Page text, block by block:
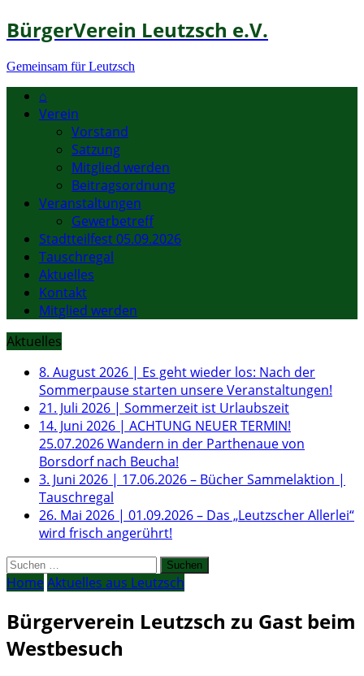
BürgerVerein Leutzsch e.V.
Gemeinsam für Leutzsch
⌂
Verein
Vorstand
Satzung
Mitglied werden
Beitragsordnung
Veranstaltungen
Gewerbetreff
Stadtteilfest 05.09.2026
Tauschregal
Aktuelles
Kontakt
Mitglied werden
Aktuelles
8. August 2026 | Es geht wieder los: Nach der
Sommerpause starten unsere Veranstaltungen!
21. Juli 2026 | Sommerzeit ist Urlaubszeit
14. Juni 2026 | ACHTUNG NEUER TERMIN!
25.07.2026 Wandern in der Parthenaue von
Borsdorf nach Beucha!
3. Juni 2026 | 17.06.2026 – Bücher Sammelaktion |
Tauschregal
26. Mai 2026 | 01.09.2026 – Das „Leutzscher Allerlei“
wird frisch angerührt!
Suchen
nach:
HomeAktuelles aus Leutzsch
Bürgerverein Leutzsch zu Gast beim
Westbesuch